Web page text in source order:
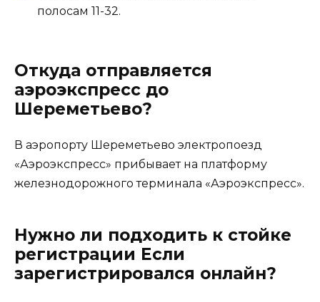
полосам 11-32.
Откуда отправляется
аэроэкспресс до
Шереметьево?
В аэропорту Шереметьево электропоезд
«Аэроэкспресс» прибывает на платформу
железнодорожного терминала «Аэроэкспресс».
Нужно ли подходить к стойке
регистрации Если
зарегистрировался онлайн?